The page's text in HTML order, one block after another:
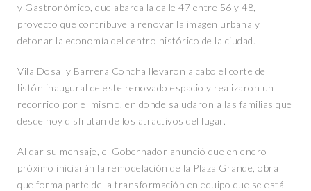
y Gastronómico, que abarca la calle 47 entre 56 y 48,
proyecto que contribuye a renovar la imagen urbana y
detonar la economía del centro histórico de la ciudad.
Vila Dosal y Barrera Concha llevaron a cabo el corte del
listón inaugural de este renovado espacio y realizaron un
recorrido por el mismo, en donde saludaron a las familias que
desde hoy disfrutan de los atractivos del lugar.
Al dar su mensaje, el Gobernador anunció que en enero
próximo iniciarán la remodelación de la Plaza Grande, obra
que forma parte de la transformación en equipo que se está